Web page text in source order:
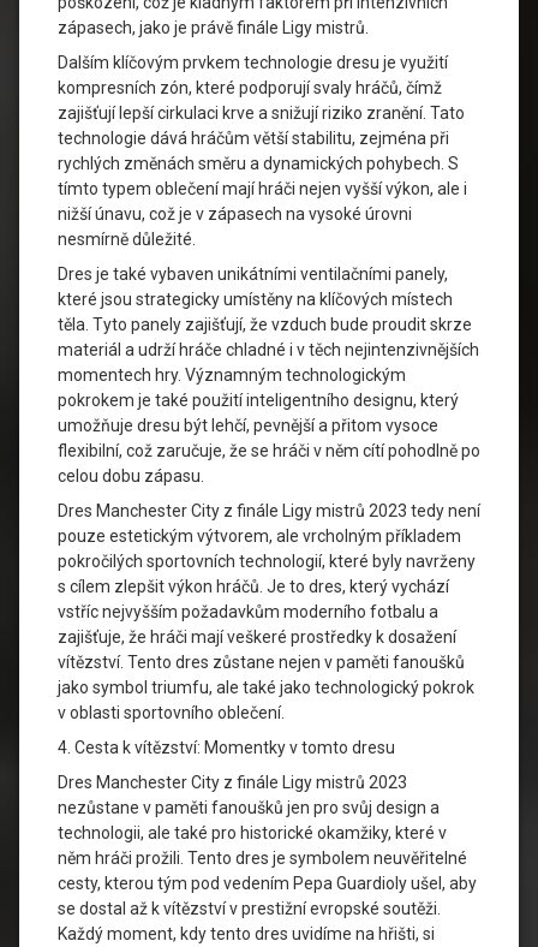
zápasech, jako je právě finále Ligy mistrů.
Dalším klíčovým prvkem technologie dresu je využití
kompresních zón, které podporují svaly hráčů, čímž
zajišťují lepší cirkulaci krve a snižují riziko zranění. Tato
technologie dává hráčům větší stabilitu, zejména při
rychlých změnách směru a dynamických pohybech. S
tímto typem oblečení mají hráči nejen vyšší výkon, ale i
nižší únavu, což je v zápasech na vysoké úrovni
nesmírně důležité.
Dres je také vybaven unikátními ventilačními panely,
které jsou strategicky umístěny na klíčových místech
těla. Tyto panely zajišťují, že vzduch bude proudit skrze
materiál a udrží hráče chladné i v těch nejintenzivnějších
momentech hry. Významným technologickým
pokrokem je také použití inteligentního designu, který
umožňuje dresu být lehčí, pevnější a přitom vysoce
flexibilní, což zaručuje, že se hráči v něm cítí pohodlně po
celou dobu zápasu.
Dres Manchester City z finále Ligy mistrů 2023 tedy není
pouze estetickým výtvorem, ale vrcholným příkladem
pokročilých sportovních technologií, které byly navrženy
s cílem zlepšit výkon hráčů. Je to dres, který vychází
vstříc nejvyšším požadavkům moderního fotbalu a
zajišťuje, že hráči mají veškeré prostředky k dosažení
vítězství. Tento dres zůstane nejen v paměti fanoušků
jako symbol triumfu, ale také jako technologický pokrok
v oblasti sportovního oblečení.
4. Cesta k vítězství: Momentky v tomto dresu
Dres Manchester City z finále Ligy mistrů 2023
nezůstane v paměti fanoušků jen pro svůj design a
technologii, ale také pro historické okamžiky, které v
něm hráči prožili. Tento dres je symbolem neuvěřitelné
cesty, kterou tým pod vedením Pepa Guardioly ušel, aby
se dostal až k vítězství v prestižní evropské soutěži.
Každý moment, kdy tento dres uvidíme na hřišti, si